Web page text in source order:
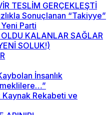
TESLİM GERÇEKLEŞTİ
Sonuçlanan “Takiyye”
Parti
KALANLAR SAĞLAR
SOLUK!)
İnsanlık
Kaynak Rekabeti ve